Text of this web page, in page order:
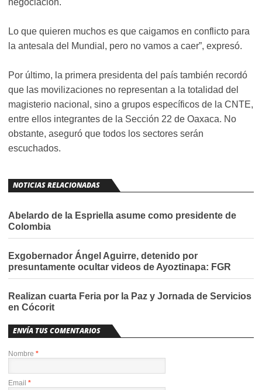
negociación.
Lo que quieren muchos es que caigamos en conflicto para
la antesala del Mundial, pero no vamos a caer”, expresó.
Por último, la primera presidenta del país también recordó
que las movilizaciones no representan a la totalidad del
magisterio nacional, sino a grupos específicos de la CNTE,
entre ellos integrantes de la Sección 22 de Oaxaca. No
obstante, aseguró que todos los sectores serán
escuchados.
NOTICIAS RELACIONADAS
Abelardo de la Espriella asume como presidente de
Colombia
Exgobernador Ángel Aguirre, detenido por
presuntamente ocultar videos de Ayoztinapa: FGR
Realizan cuarta Feria por la Paz y Jornada de Servicios
en Cócorit
ENVÍA TUS COMENTARIOS
Nombre *
Email *